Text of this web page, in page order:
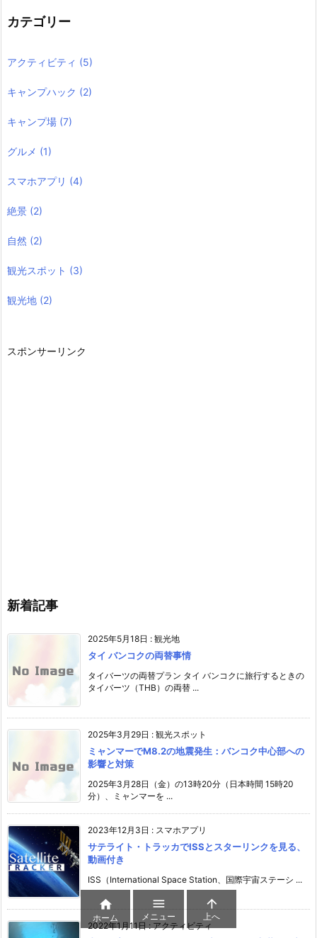
カテゴリー
アクティビティ (5)
キャンプハック (2)
キャンプ場 (7)
グルメ (1)
スマホアプリ (4)
絶景 (2)
自然 (2)
観光スポット (3)
観光地 (2)
スポンサーリンク
新着記事
2025年5月18日 : 観光地
タイ バンコクの両替事情
タイバーツの両替プラン タイ バンコクに旅行するときの
タイバーツ（THB）の両替 ...
2025年3月29日 : 観光スポット
ミャンマーでM8.2の地震発生：バンコク中心部への
影響と対策
2025年3月28日（金）の13時20分（日本時間 15時20
分）、ミャンマーを ...
2023年12月3日 : スマホアプリ
サテライト・トラッカでISSとスターリンクを見る、
動画付き
ISS（International Space Station、国際宇宙ステーシ ...
2022年1月11日:アクティビティ

ホーム

メニュー

上へ